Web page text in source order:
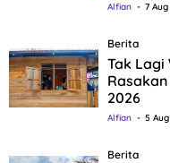
Alfian 7
Berita
Tak Lagi
2026
Alfian 5
Berita